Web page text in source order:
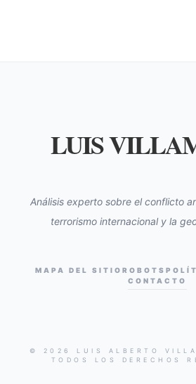
LUIS
Análisis experto sobre el conflicto
terrorismo internacional y la
MAPA DEL SITIO ROBOTS
CONTACTO
© 2026 LUIS ALBERTO
TODOS LOS DERECHOS